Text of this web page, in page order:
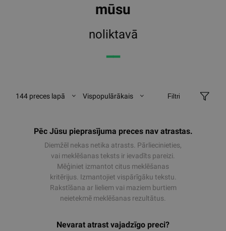
mūsu
noliktavā
━━
144 preces lapā Vispopulārākais Filtri
Pēc Jūsu pieprasījuma preces nav atrastas.
Diemžēl nekas netika atrasts. Pārliecinieties,
vai meklēšanas teksts ir ievadīts pareizi.
Mēģiniet izmantot citus meklēšanas
kritērijus. Izmantojiet vispārīgāku tekstu.
Rakstīšana ar lieliem vai maziem burtiem
neietekmē meklēšanas rezultātus.
Nevarat atrast vajadzīgo preci?